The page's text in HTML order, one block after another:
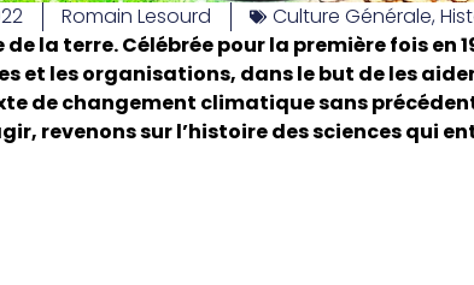
Romain Lesourd Culture Générale,
la terre. Célébrée pour la première fois en
et les organisations, dans le but de les
de changement climatique sans
revenons sur l’histoire des sciences qui